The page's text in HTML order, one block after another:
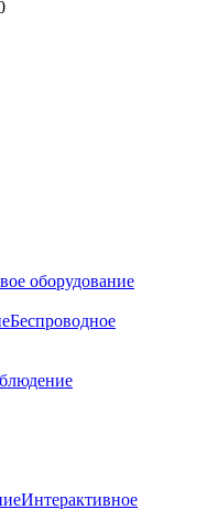
оборудование
Беспроводное
Интерактивное